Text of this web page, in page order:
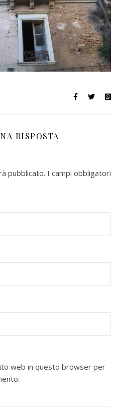
RISPOSTA
pubblicato. I campi obbligatori
web in questo browser per